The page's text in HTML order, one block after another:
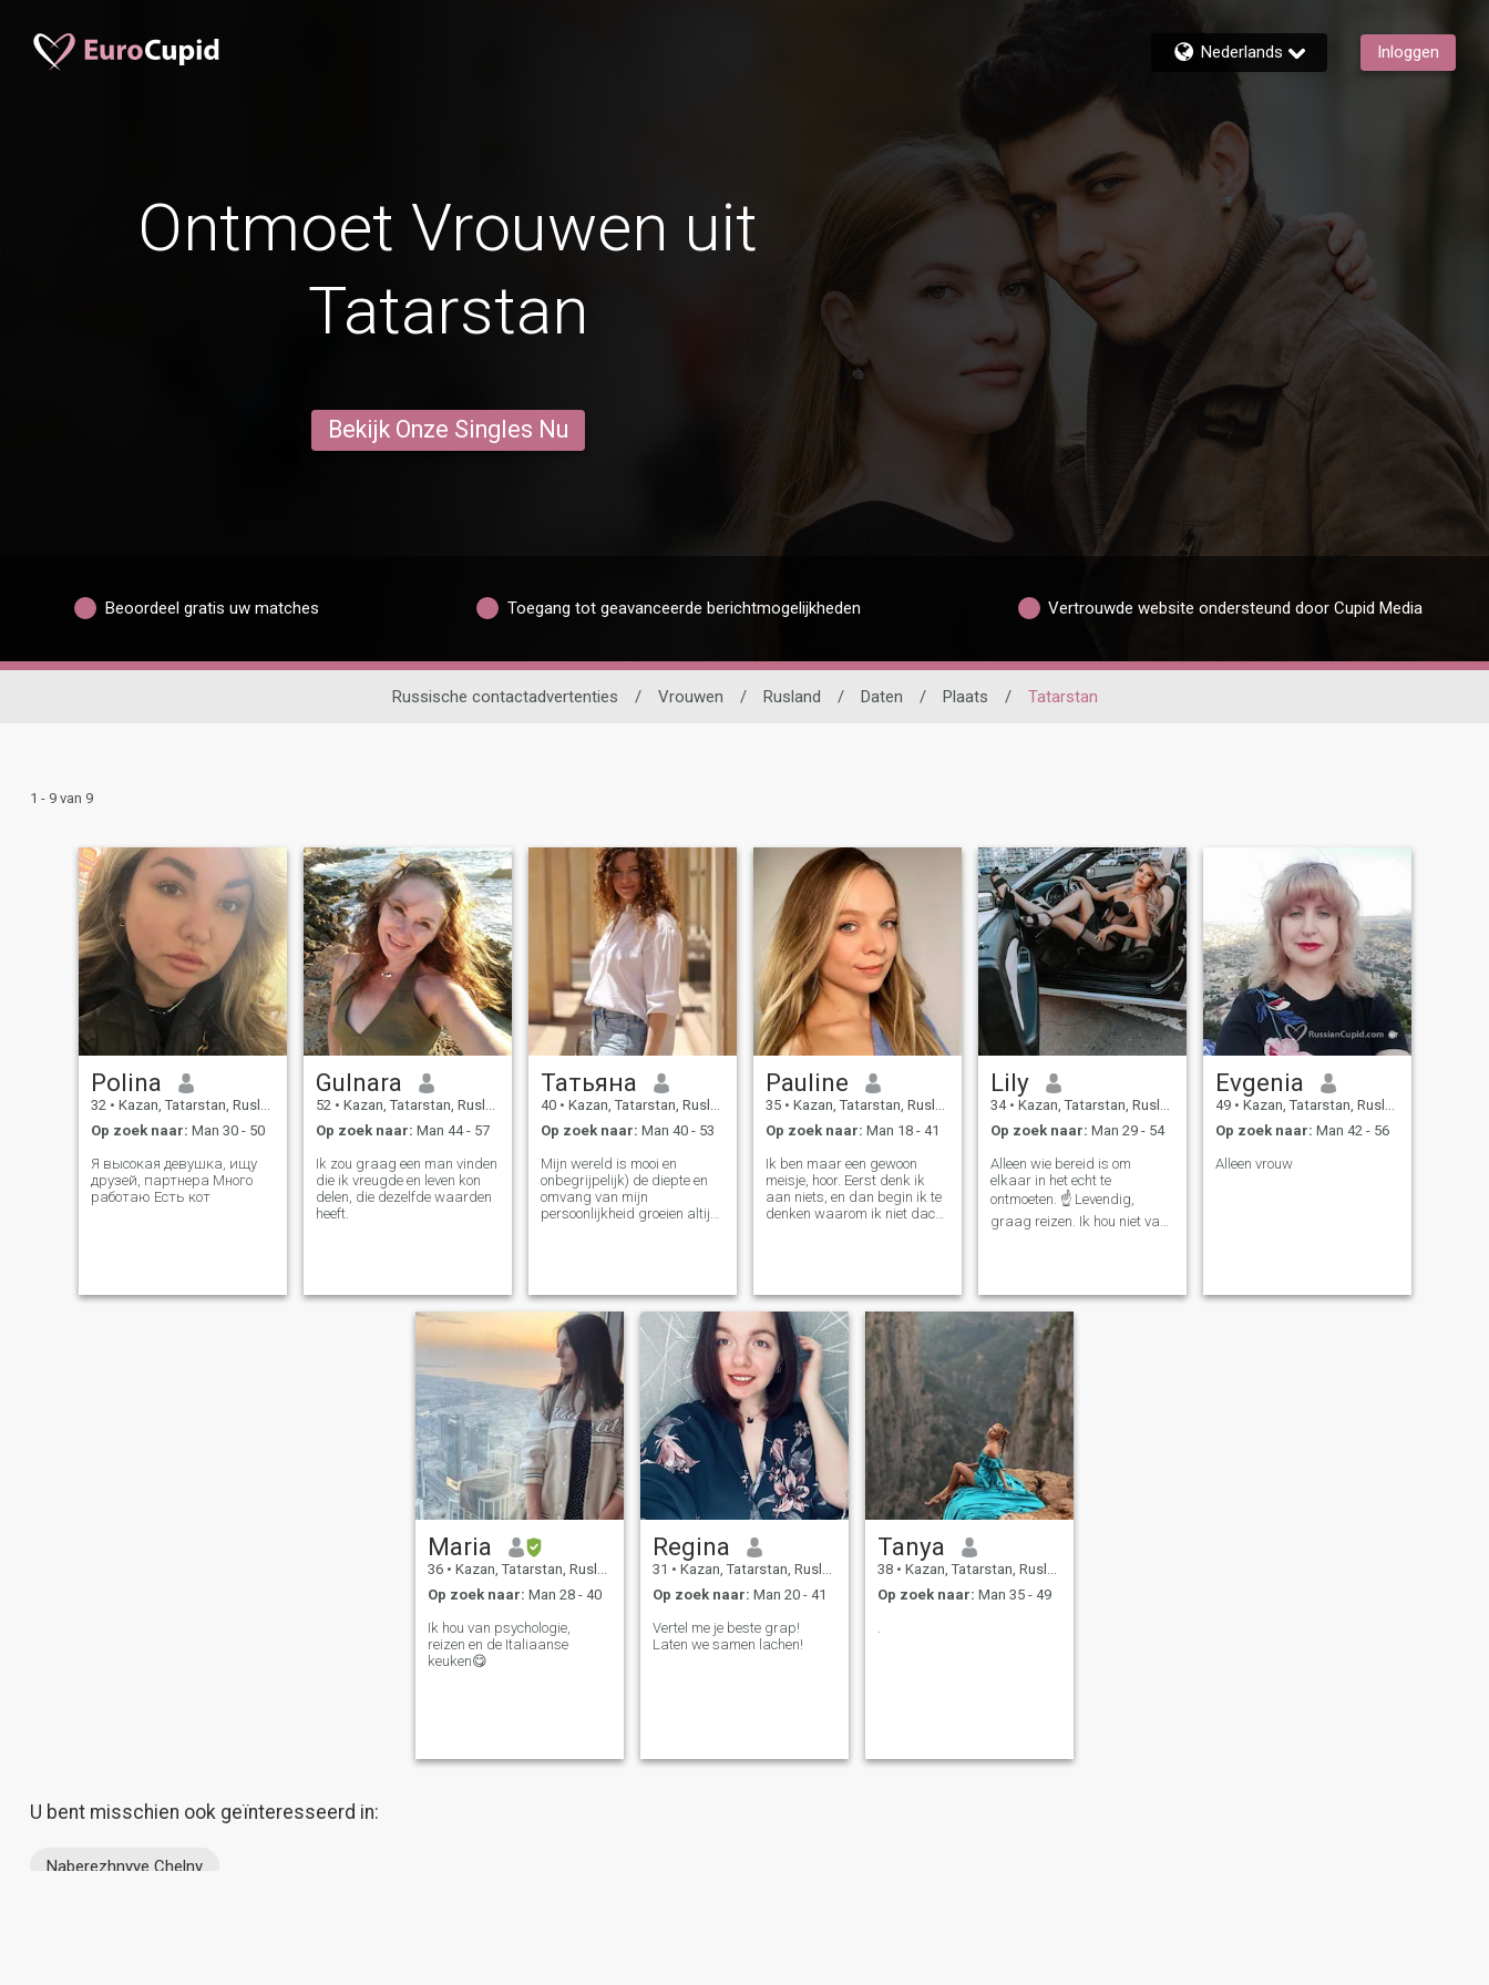
Nederlands Inloggen
Ontmoet Vrouwen uit
Tatarstan
Bekijk Onze Singles Nu
Beoordeel gratis uw matches Toegang tot geavanceerde berichtmogelijkheden Vertrouwde website ondersteund door Cupid Media
Russische contactadvertenties / Vrouwen / Rusland / Daten / Plaats / Tatarstan
1 - 9 van 9
Polina
32 • Kazan, Tatarstan, Rusland
Op zoek naar: Man 30 - 50
Я высокая девушка, ищу
друзей, партнера Много
работаю Есть кот
Gulnara
52 • Kazan, Tatarstan, Rusland
Op zoek naar: Man 44 - 57
Ik zou graag een man vinden
die ik vreugde en leven kon
delen, die dezelfde waarden
heeft.
Татьяна
40 • Kazan, Tatarstan, Rusland
Op zoek naar: Man 40 - 53
Mijn wereld is mooi en
onbegrijpelijk) de diepte en
omvang van mijn
persoonlijkheid groeien altijd
vrolijk. Ik begrijp graag wat
er binnen en buiten me
gebeurt, ik hou van diepe en
betrouwbare gesprekken. Ik
vind het leuk om nieuwe
dingen te creëren en te leren -
het inspireert. Ik hou van
mensen en ik hou echt van
leven. En ik geloof dat er een
man is met wie het
interessant en makkelijk voor
mij zal zijn, die mijn partner
zal worden en die net zo veel
van zijn leven houdt als ik
Pauline
35 • Kazan, Tatarstan, Rusland
Op zoek naar: Man 18 - 41
Ik ben maar een gewoon
meisje, hoor. Eerst denk ik
aan niets, en dan begin ik te
denken waarom ik niet dacht
Lily
34 • Kazan, Tatarstan, Rusland
Op zoek naar: Man 29 - 54
Alleen wie bereid is om
elkaar in het echt te
ontmoeten. ☝️ Levendig,
graag reizen. Ik hou niet van
Evgenia
49 • Kazan, Tatarstan, Rusland
Op zoek naar: Man 42 - 56
Alleen vrouw
Maria
36 • Kazan, Tatarstan, Rusland
Op zoek naar: Man 28 - 40
Ik hou van psychologie,
reizen en de Italiaanse
keuken😋
Regina
31 • Kazan, Tatarstan, Rusland
Op zoek naar: Man 20 - 41
Vertel me je beste grap!
Laten we samen lachen!
Tanya
38 • Kazan, Tatarstan, Rusland
Op zoek naar: Man 35 - 49
U bent misschien ook geïnteresseerd in:
Naberezhnyye Chelny